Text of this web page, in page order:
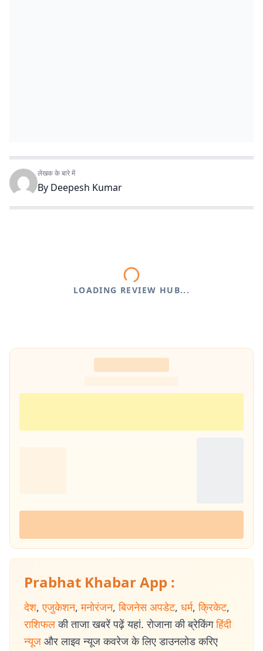
लेखक के बारे में
By Deepesh Kumar
LOADING REVIEW HUB...
Prabhat Khabar App :
देश, एजुकेशन, मनोरंजन, बिजनेस अपडेट, धर्म, क्रिकेट,
राशिफल की ताजा खबरें पढ़ें यहां. रोजाना की ब्रेकिंग हिंदी
न्यूज और लाइव न्यूज कवरेज के लिए डाउनलोड करिए